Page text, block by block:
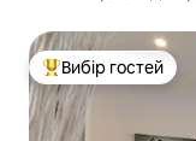
Топ вибір гостей
Вибір гостей